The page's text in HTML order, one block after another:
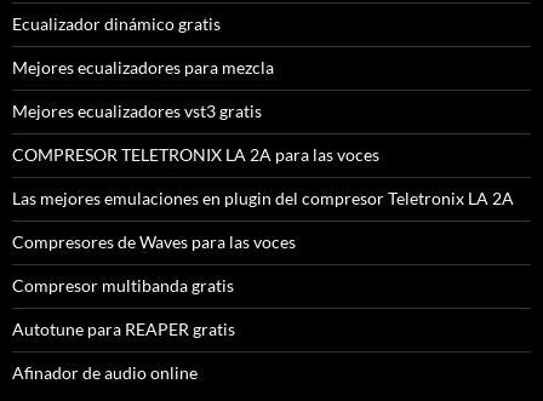
Ecualizador dinámico gratis
Mejores ecualizadores para mezcla
Mejores ecualizadores vst3 gratis
COMPRESOR TELETRONIX LA 2A para las voces
Las mejores emulaciones en plugin del compresor Teletronix LA 2A
Compresores de Waves para las voces
Compresor multibanda gratis
Autotune para REAPER gratis
Afinador de audio online